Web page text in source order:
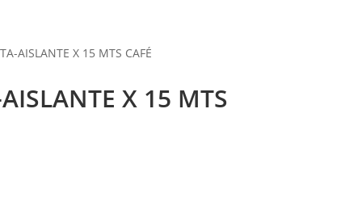
AISLANTE X 15 MTS CAFÉ
X 15 MTS